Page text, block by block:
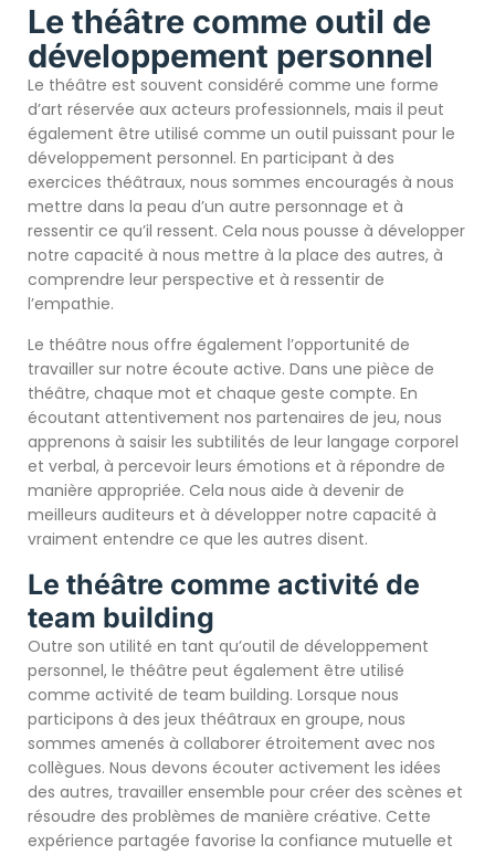
Le théâtre comme outil de
développement personnel
Le théâtre est souvent considéré comme une forme
d’art réservée aux acteurs professionnels, mais il peut
également être utilisé comme un outil puissant pour le
développement personnel. En participant à des
exercices théâtraux, nous sommes encouragés à nous
mettre dans la peau d’un autre personnage et à
ressentir ce qu’il ressent. Cela nous pousse à développer
notre capacité à nous mettre à la place des autres, à
comprendre leur perspective et à ressentir de
l’empathie.
Le théâtre nous offre également l’opportunité de
travailler sur notre écoute active. Dans une pièce de
théâtre, chaque mot et chaque geste compte. En
écoutant attentivement nos partenaires de jeu, nous
apprenons à saisir les subtilités de leur langage corporel
et verbal, à percevoir leurs émotions et à répondre de
manière appropriée. Cela nous aide à devenir de
meilleurs auditeurs et à développer notre capacité à
vraiment entendre ce que les autres disent.
Le théâtre comme activité de
team building
Outre son utilité en tant qu’outil de développement
personnel, le théâtre peut également être utilisé
comme activité de team building. Lorsque nous
participons à des jeux théâtraux en groupe, nous
sommes amenés à collaborer étroitement avec nos
collègues. Nous devons écouter activement les idées
des autres, travailler ensemble pour créer des scènes et
résoudre des problèmes de manière créative. Cette
expérience partagée favorise la confiance mutuelle et